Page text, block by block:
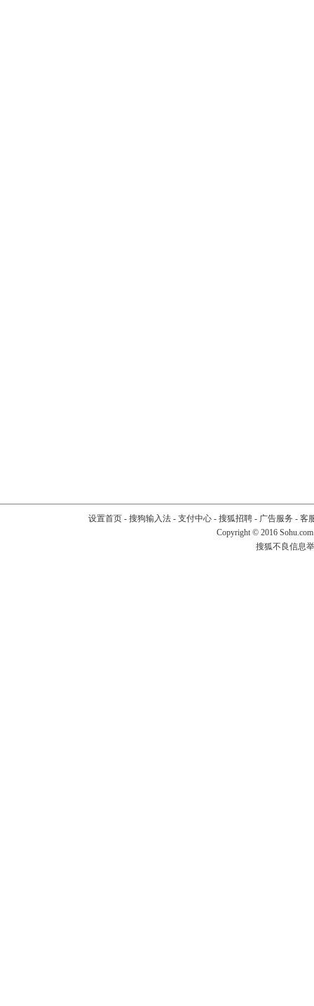
设置首页- 搜狗输入法- 支付中心- 搜狐招聘- 广告服务 - 客
Copyright © 2016
搜狐不良信息